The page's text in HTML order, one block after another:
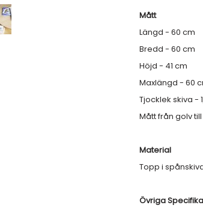
Mått
Längd - 60 cm
Bredd - 60 cm
Höjd - 41 cm
Maxlängd - 60
Tjocklek skiva -
Mått från golv
Material
Topp i
Övriga